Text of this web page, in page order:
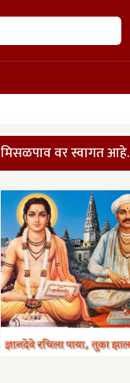
मिसळपाव वर स्वागत आहे.